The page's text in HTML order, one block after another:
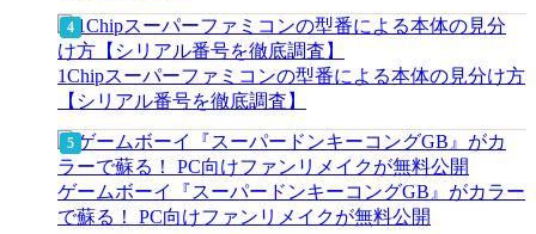
1Chipスーパーファミコンの型番による本体の見分け方
【シリアル番号を徹底調査】
ゲームボーイ『スーパードンキーコングGB』がカラー
で蘇る！ PC向けファンリメイクが無料公開